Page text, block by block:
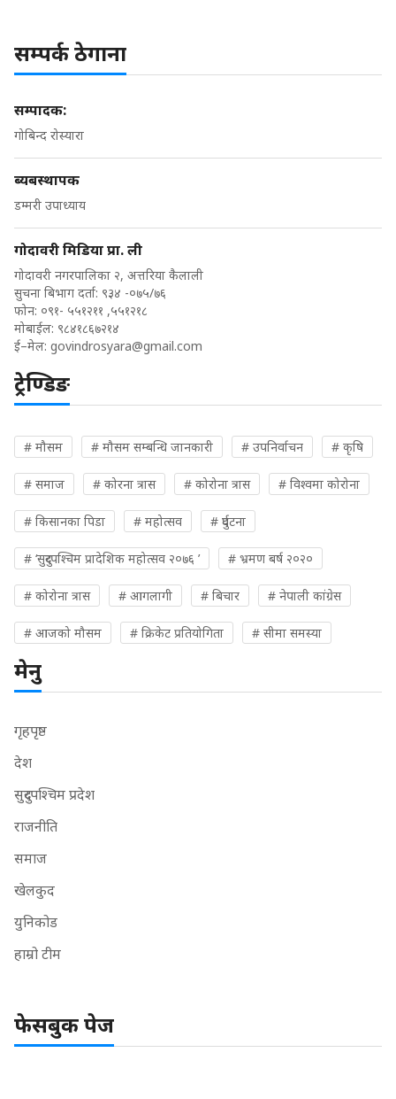
सम्पर्क ठेगाना
सम्पादक:
गोबिन्द रोस्यारा
ब्यबस्थापक
डम्मरी उपाध्याय
गोदावरी मिडिया प्रा. ली
गोदावरी नगरपालिका २, अत्तरिया कैलाली
सुचना बिभाग दर्ता: ९३४ -०७५/७६
फोन: ०९१- ५५१२११ ,५५१२१८
मोबाईल: ९८४१८६७२१४
ई–मेल: govindrosyara@gmail.com
ट्रेण्डिङ
# मौसम # मौसम सम्बन्धि जानकारी # उपनिर्वाचन # कृषि
# समाज # कोरना त्रास # कोरोना त्रास # विश्वमा कोरोना
# किसानका पिडा # महोत्सव # दुर्घटना
# ‘सुदुरपश्चिम प्रादेशिक महोत्सव २०७६ ’ # भ्रमण बर्ष २०२०
# कोरोना त्रास # आगलागी # बिचार # नेपाली कांग्रेस
# आजको मौसम # क्रिकेट प्रतियोगिता # सीमा समस्या
मेनु
गृहपृष्ठ
देश
सुदुरपश्चिम प्रदेश
राजनीति
समाज
खेलकुद
युनिकोड
हाम्रो टीम
फेसबुक पेज